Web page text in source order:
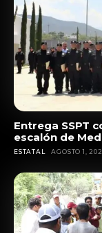
Entrega SSPT
escalón de
ESTATAL AGOSTO 1,